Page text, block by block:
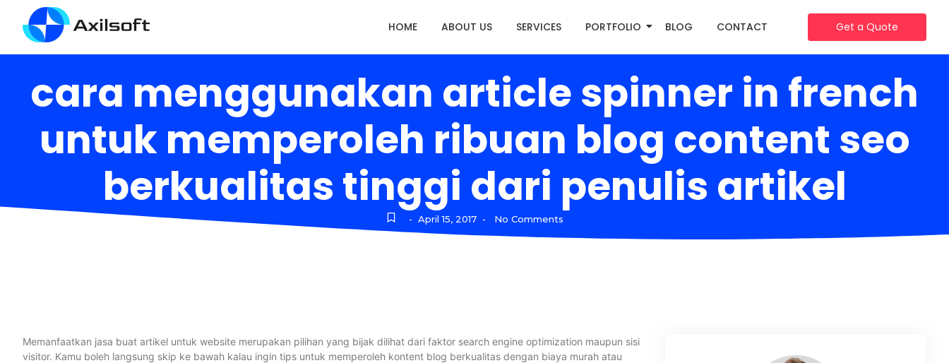
HOME ABOUT US SERVICES PORTFOLIO BLOG CONTACT Get a Quote
cara menggunakan article spinner in french
untuk memperoleh ribuan blog content seo
berkualitas tinggi dari penulis artikel
- April 15, 2017 - No Comments
Memanfaatkan jasa buat artikel untuk website merupakan pilihan yang bijak dilihat dari faktor search engine optimization maupun sisi
visitor. Kamu boleh langsung skip ke bawah kalau ingin tips untuk memperoleh kontent blog berkualitas dengan biaya murah atau